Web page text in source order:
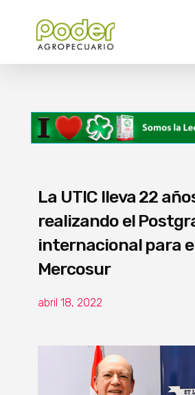
La UTIC lleva 22
realizando el
internacional para
Mercosur
abril 18, 2022